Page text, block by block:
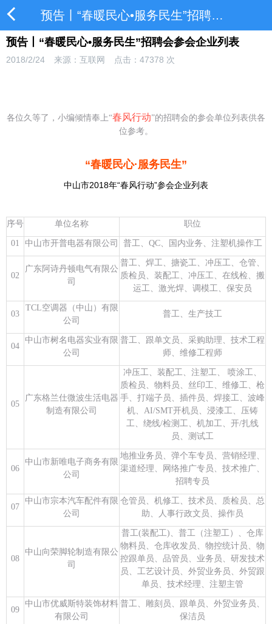
预告丨“春暖民心•服务民生”招聘会参会企业列表
预告丨“春暖民心•服务民生”招聘会参会企业列表
2018/2/24 来源：互联网 点击： 47378 次
各位久等了，小编倾情奉上“春风行动”的招聘会的参会单位列表供各
位参考。
“春暖民心·服务民生”
中山市2018年“春风行动”参会企业列表
序号 单位名称 职位
01 中山市开普电器有限公司 普工、QC、国内业务、注塑机操作工
02
广东阿诗丹顿电气有限公
司
普工、焊工、搪瓷工、冲压工、仓管、
质检员、装配工、冲压工、在线检、搬
运工、激光焊、调模工、保安员
03
TCL空调器（中山）有限
公司
普工、生产技工
04
中山市树名电器实业有限
公司
普工、跟单文员、采购助理、技术工程
师、维修工程师
05
广东格兰仕微波生活电器
制造有限公司
冲压工、装配工、注塑工、 喷涂工、
质检员、物料员、丝印工、维修工、枪
手、打端子员、插件员、焊接工、波峰
机、AI/SMT开机员、浸漆工、压铸
工、绕线/检测工、机加工、开/扎线
员、测试工
06
中山市新唯电子商务有限
公司
地推业务员、弹个车专员、营销经理、
渠道经理、网络推广专员、技术推广、
招聘专员
07
中山市宗本汽车配件有限
公司
仓管员、机修工、技术员、质检员、总
助、人事行政文员、操作员
08
中山向荣脚轮制造有限公
司
普工(装配工)、普工（注塑工）、仓库
物料员、仓库收发员、物控统计员、物
控跟单员、品管员、业务员、研发技术
员、工艺设计员、外贸业务员、外贸跟
单员、技术经理、注塑主管
09
中山市优威斯特装饰材料
有限公司
普工、雕刻员、跟单员、外贸业务员、
保洁员